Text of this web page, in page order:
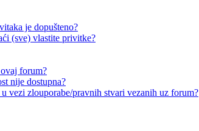
je dopušteno?
(sve) vlastite privitke?
forum?
nije dostupna?
vezi zlouporabe/pravnih stvari vezanih uz forum?